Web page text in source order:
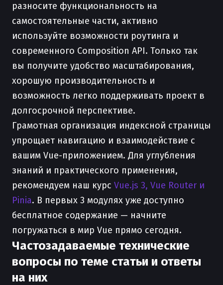
разносите функциональность на
самостоятельные части, активно
используйте возможности роутинга и
современного Composition API. Только так
вы получите удобство масштабирования,
хорошую производительность и
возможность легко поддерживать проект в
долгосрочной перспективе.
Грамотная организация индексной страницы
упрощает навигацию и взаимодействие с
вашим Vue-приложением. Для углубления
знаний и практического применения,
рекомендуем наш курс Vue.js 3, Vue Router и
Pinia. В первых 3 модулях уже доступно
бесплатное содержание — начните
погружаться в мир Vue прямо сегодня.
Частозадаваемые технические
вопросы по теме статьи и ответы
на них